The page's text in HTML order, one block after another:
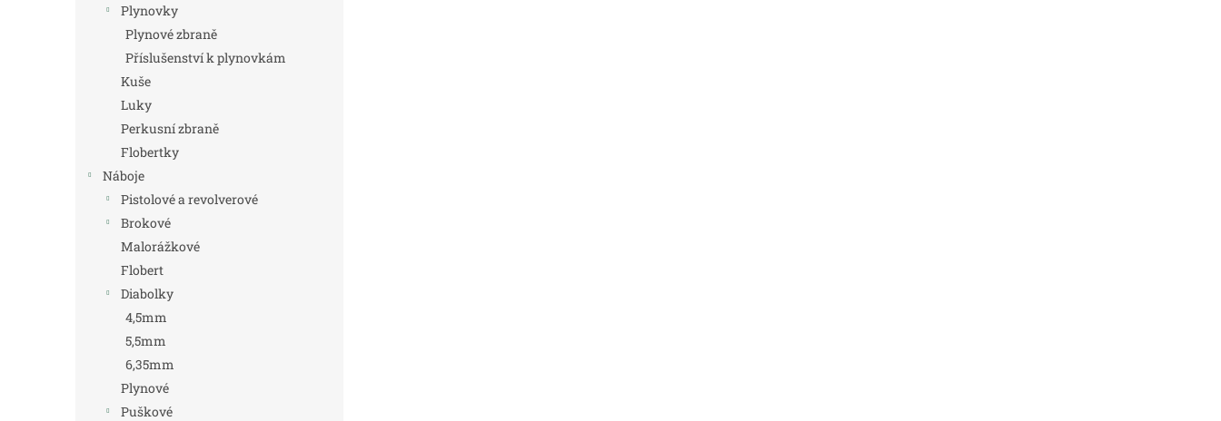
Plynovky
Plynové zbraně
Příslušenství k plynovkám
Kuše
Luky
Perkusní zbraně
Flobertky
Náboje
Pistolové a revolverové
Brokové
Malorážkové
Flobert
Diabolky
4,5mm
5,5mm
6,35mm
Plynové
Puškové